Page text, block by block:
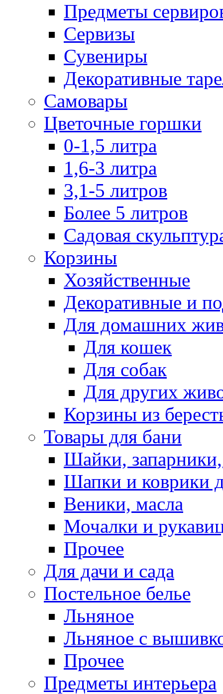
Предметы
Сервизы
Сувениры
Декоративные
Самовары
Цветочные горшки
0-1,5 литра
1,6-3 литра
3,1-5 литров
Более 5 литров
Садовая
Корзины
Хозяйственные
Декоративные и
Для домашних
Для кошек
Для собак
Для других
Корзины из
Товары для бани
Шайки,
Шапки и коврики
Веники, масла
Мочалки и
Прочее
Для дачи и сада
Постельное белье
Льняное
Льняное с
Прочее
Предметы интерьера